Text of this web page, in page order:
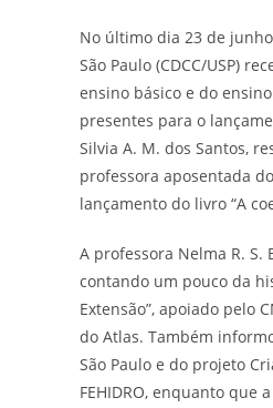
No último dia 23 de
São Paulo (CDCC/USP)
ensino básico e do
presentes para o
Silvia A. M. dos Santos,
professora aposentada
lançamento do livro “A
A professora Nelma R.
contando um pouco da
Extensão”, apoiado pelo
do Atlas. Também
São Paulo e do projeto
FEHIDRO, enquanto que